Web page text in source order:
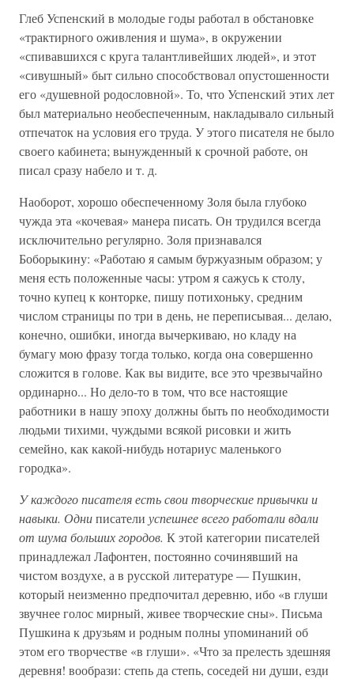
Глеб Успенский в молодые годы работал в обстановке
«трактирного оживления и шума», в окружении
«спивавшихся с круга талантливейших людей», и этот
«сивушный» быт сильно способствовал опустошенности
его «душевной родословной». То, что Успенский этих лет
был материально необеспеченным, накладывало сильный
отпечаток на условия его труда. У этого писателя не было
своего кабинета; вынужденный к срочной работе, он
писал сразу набело и т. д.
Наоборот, хорошо обеспеченному Золя была глубоко
чужда эта «кочевая» манера писать. Он трудился всегда
исключительно регулярно. Золя признавался
Боборыкину: «Работаю я самым буржуазным образом; у
меня есть положенные часы: утром я сажусь к столу,
точно купец к конторке, пишу потихоньку, средним
числом страницы по три в день, не переписывая... делаю,
конечно, ошибки, иногда вычеркиваю, но кладу на
бумагу мою фразу тогда только, когда она совершенно
сложится в голове. Как вы видите, все это чрезвычайно
ординарно... Но дело-то в том, что все настоящие
работники в нашу эпоху должны быть по необходимости
людьми тихими, чуждыми всякой рисовки и жить
семейно, как какой-нибудь нотариус маленького
городка».
У каждого писателя есть свои творческие привычки и
навыки. Одниписатели успешнее всего работали вдали
от шума больших городов. К этой категории писателей
принадлежал Лафонтен, постоянно сочинявший на
чистом воздухе, а в русской литературе — Пушкин,
который неизменно предпочитал деревню, ибо «в глуши
звучнее голос мирный, живее творческие сны». Письма
Пушкина к друзьям и родным полны упоминаний об
этом его творчестве «в глуши». «Что за прелесть здешняя
деревня! вообрази: степь да степь, соседей ни души, езди